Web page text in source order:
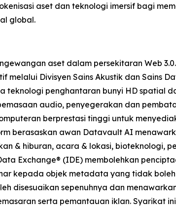
aset dan teknologi imersif bagi
global.
aset dalam persekitaran Web
Divisyen Sains Akustik dan Sains
teknologi penghantaran bunyi HD spatial
audio, penyegerakan dan
berprestasi tinggi untuk
berasaskan awan Datavault AI
& hiburan, acara & lokasi, bioteknologi,
Exchange® (IDE) membolehkan
kepada objek metadata yang tidak
disesuaikan sepenuhnya dan
serta pemantauan iklan. Syarikat